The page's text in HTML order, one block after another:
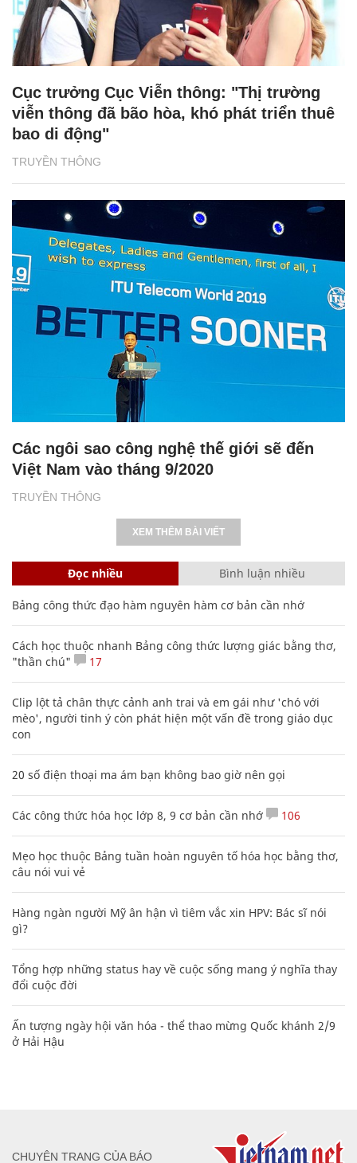
TRUYỀN THÔNG
Cục trưởng Cục Viễn thông: "Thị trường
viễn thông đã bão hòa, khó phát triển thuê
bao di động"
TRUYỀN THÔNG
Các ngôi sao công nghệ thế giới sẽ đến
Việt Nam vào tháng 9/2020
XEM THÊM BÀI VIẾT
Đọc nhiều Bình luận nhiều
Bảng công thức đạo hàm nguyên hàm cơ bản cần nhớ
Cách học thuộc nhanh Bảng công thức lượng giác bằng thơ,
"thần chú"
17
Clip lột tả chân thực cảnh anh trai và em gái như 'chó với
mèo', người tinh ý còn phát hiện một vấn đề trong giáo dục
con
20 số điện thoại ma ám bạn không bao giờ nên gọi
Các công thức hóa học lớp 8, 9 cơ bản cần nhớ 106
Mẹo học thuộc Bảng tuần hoàn nguyên tố hóa học bằng thơ,
câu nói vui vẻ
Hàng ngàn người Mỹ ân hận vì tiêm vắc xin HPV: Bác sĩ nói
gì?
Tổng hợp những status hay về cuộc sống mang ý nghĩa thay
đổi cuộc đời
Ấn tượng ngày hội văn hóa - thể thao mừng Quốc khánh 2/9
ở Hải Hậu
CHUYÊN TRANG CỦA BÁO